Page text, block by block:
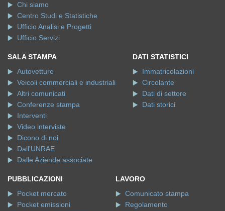
Chi siamo
Centro Studi e Statistiche
Ufficio Analisi e Progetti
Ufficio Servizi
SALA STAMPA
Autovetture
Veicoli commerciali e industriali
Altri comunicati
Conferenze stampa
Interventi
Video interviste
Dicono di noi
Dall'UNRAE
Dalle Aziende associate
DATI STATISTICI
Immatricolazioni
Circolante
Dati di settore
Dati storici
PUBBLICAZIONI
Pocket mercato
Pocket emissioni
LAVORO
Comunicato stampa
Regolamento